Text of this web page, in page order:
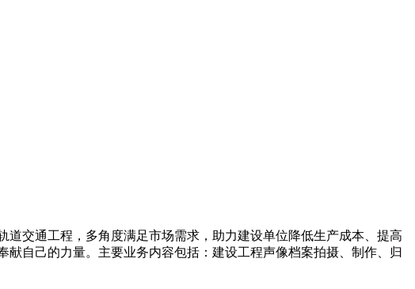
交通工程，多角度满足市场需求，助力建设单位降低生产成本、提高
自己的力量。主要业务内容包括：建设工程声像档案拍摄、制作、归